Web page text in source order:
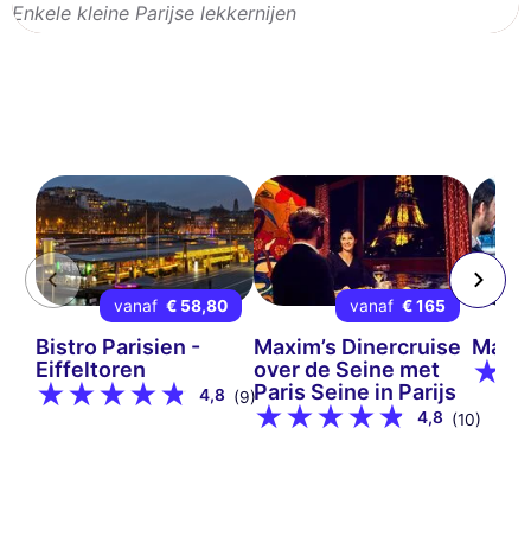
Enkele kleine Parijse lekkernijen
vanaf € 58,80
Bistro Parisien -
Eiffeltoren
4,8 (9)
vanaf € 165
Maxim’s Dinercruise
over de Seine met
Paris Seine in Parijs
4,8 (10)